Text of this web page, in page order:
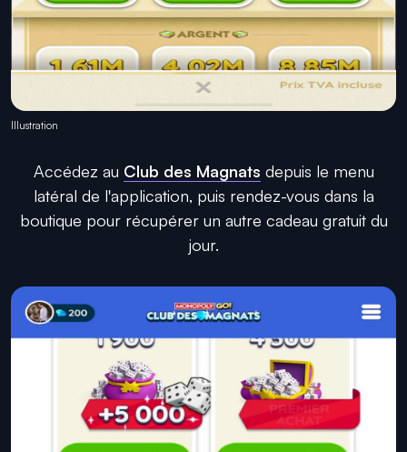
Illustration
Accédez au Club des Magnats depuis le menu
latéral de l'application, puis rendez-vous dans la
boutique pour récupérer un autre cadeau gratuit du
jour.